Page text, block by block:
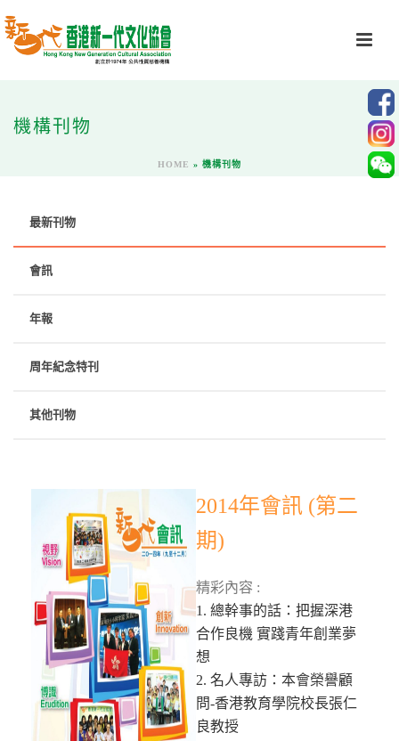
機構刊物
HOME » 機構刊物
最新刊物
會訊
年報
周年紀念特刊
其他刊物
2014年會訊 (第二
期)
精彩內容 :
1. 總幹事的話：把握深港
合作良機 實踐青年創業夢
想
2. 名人專訪：本會榮譽顧
問-香港教育學院校長張仁
良教授